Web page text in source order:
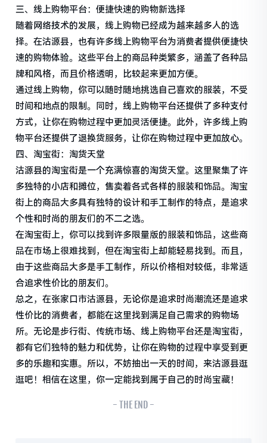
三、线上购物平台：便捷快速的购物新选择
随着网络技术的发展，线上购物已经成为越来越多人的选
择。在沽源县，也有许多线上购物平台为消费者提供便捷快
速的购物体验。这些平台上的商品种类繁多，涵盖了各种品
牌和风格，而且价格透明，比较起来更加方便。
通过线上购物，你可以随时随地挑选自己喜欢的服装，不受
时间和地点的限制。同时，线上购物平台还提供了多种支付
方式，让你在购物过程中更加灵活便捷。此外，许多线上购
物平台还提供了退换货服务，让你在购物过程中更加放心。
四、淘宝街：淘货天堂
沽源县的淘宝街是一个充满惊喜的淘货天堂。这里聚集了许
多独特的小店和摊位，售卖着各式各样的服装和饰品。淘宝
街上的商品大多具有独特的设计和手工制作的特点，是追求
个性和时尚的朋友们的不二之选。
在淘宝街上，你可以找到许多限量版的服装和饰品，这些商
品在市场上很难找到，但在淘宝街上却能轻易找到。而且，
由于这些商品大多是手工制作，所以价格相对较低，非常适
合追求性价比的朋友们。
总之，在张家口市沽源县，无论你是追求时尚潮流还是追求
性价比的消费者，都能在这里找到满足自己需求的购物场
所。无论是步行街、传统市场、线上购物平台还是淘宝街，
都有它们独特的魅力和优势，让你在购物的过程中享受到更
多的乐趣和实惠。所以，不妨抽出一天的时间，来沽源县逛
逛吧！相信在这里，你一定能找到属于自己的时尚宝藏！
- THE END -